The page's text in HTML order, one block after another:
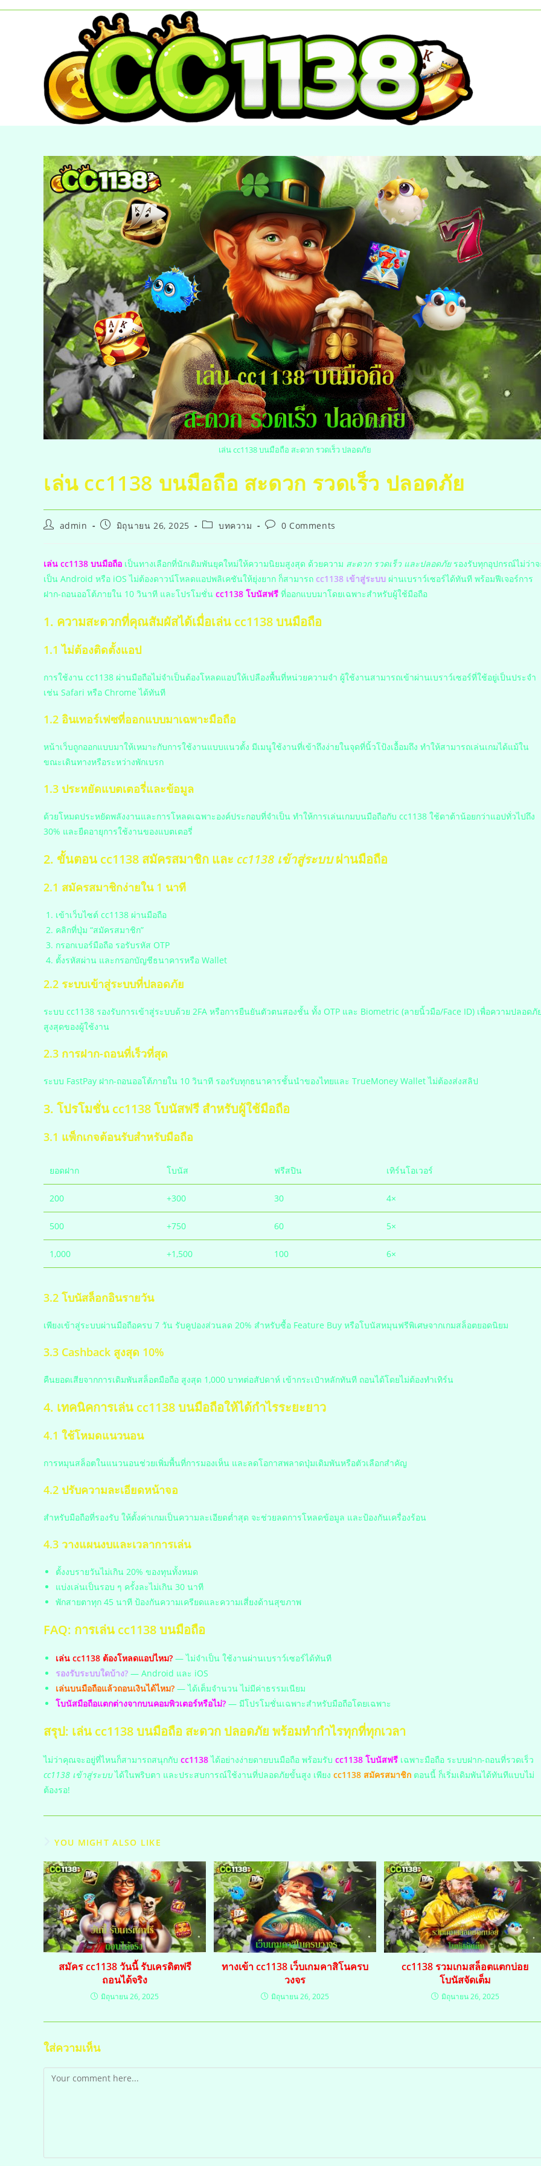
เล่น cc1138 บนมือถือ สะดวก รวดเร็ว ปลอดภัย
เล่น cc1138 บนมือถือ สะดวก รวดเร็ว ปลอดภัย
admin มิถุนายน 26, 2025 บทความ 0 Comments
เล่น cc1138 บนมือถือ เป็นทางเลือกที่นักเดิมพันยุคใหม่ให้ความนิยมสูงสุด ด้วยความ สะดวก รวดเร็ว และปลอดภัยรองรับทุกอุปกรณ์ไม่ว่า
เป็น Android หรือ iOS ไม่ต้องดาวน์โหลดแอปพลิเคชันให้ยุ่งยาก ก็สามารถ cc1138 เข้าสู่ระบบ ผ่านเบราว์เซอร์ได้ทันที พร้อมฟีเจอร์การ
ฝาก-ถอนออโต้ภายใน 10 วินาที และโปรโมชั่น cc1138 โบนัสฟรี ที่ออกแบบมาโดยเฉพาะสำหรับผู้ใช้มือถือ
1. ความสะดวกที่คุณสัมผัสได้เมื่อเล่น cc1138 บนมือถือ
1.1 ไม่ต้องติดตั้งแอป
การใช้งาน cc1138 ผ่านมือถือไม่จำเป็นต้องโหลดแอปให้เปลืองพื้นที่หน่วยความจำ ผู้ใช้งานสามารถเข้าผ่านเบราว์เซอร์ที่ใช้อยู่เป็นประจำ
เช่น Safari หรือ Chrome ได้ทันที
1.2 อินเทอร์เฟซที่ออกแบบมาเฉพาะมือถือ
หน้าเว็บถูกออกแบบมาให้เหมาะกับการใช้งานแบบแนวตั้ง มีเมนูใช้งานที่เข้าถึงง่ายในจุดที่นิ้วโป้งเอื้อมถึง ทำให้สามารถเล่นเกมได้แม้ใน
ขณะเดินทางหรือระหว่างพักเบรก
1.3 ประหยัดแบตเตอรี่และข้อมูล
ด้วยโหมดประหยัดพลังงานและการโหลดเฉพาะองค์ประกอบที่จำเป็น ทำให้การเล่นเกมบนมือถือกับ cc1138 ใช้ดาต้าน้อยกว่าแอปทั่วไปถึง
30% และยืดอายุการใช้งานของแบตเตอรี่
2. ขั้นตอน cc1138 สมัครสมาชิก และ cc1138 เข้าสู่ระบบผ่านมือถือ
2.1 สมัครสมาชิกง่ายใน 1 นาที
เข้าเว็บไซต์ cc1138 ผ่านมือถือ
คลิกที่ปุ่ม “สมัครสมาชิก”
กรอกเบอร์มือถือ รอรับรหัส OTP
ตั้งรหัสผ่าน และกรอกบัญชีธนาคารหรือ Wallet
2.2 ระบบเข้าสู่ระบบที่ปลอดภัย
ระบบ cc1138 รองรับการเข้าสู่ระบบด้วย 2FA หรือการยืนยันตัวตนสองชั้น ทั้ง OTP และ Biometric (ลายนิ้วมือ/Face ID) เพื่อความปลอดภั
สูงสุดของผู้ใช้งาน
2.3 การฝาก-ถอนที่เร็วที่สุด
ระบบ FastPay ฝาก-ถอนออโต้ภายใน 10 วินาที รองรับทุกธนาคารชั้นนำของไทยและ TrueMoney Wallet ไม่ต้องส่งสลิป
3. โปรโมชั่น cc1138 โบนัสฟรี สำหรับผู้ใช้มือถือ
3.1 แพ็กเกจต้อนรับสำหรับมือถือ
ยอดฝาก โบนัส ฟรีสปิน เทิร์นโอเวอร์
200 +300 30 4×
500 +750 60 5×
1,000 +1,500 100 6×
3.2 โบนัสล็อกอินรายวัน
เพียงเข้าสู่ระบบผ่านมือถือครบ 7 วัน รับคูปองส่วนลด 20% สำหรับซื้อ Feature Buy หรือโบนัสหมุนฟรีพิเศษจากเกมสล็อตยอดนิยม
3.3 Cashback สูงสุด 10%
คืนยอดเสียจากการเดิมพันสล็อตมือถือ สูงสุด 1,000 บาทต่อสัปดาห์ เข้ากระเป๋าหลักทันที ถอนได้โดยไม่ต้องทำเทิร์น
4. เทคนิคการเล่น cc1138 บนมือถือให้ได้กำไรระยะยาว
4.1 ใช้โหมดแนวนอน
การหมุนสล็อตในแนวนอนช่วยเพิ่มพื้นที่การมองเห็น และลดโอกาสพลาดปุ่มเดิมพันหรือตัวเลือกสำคัญ
4.2 ปรับความละเอียดหน้าจอ
สำหรับมือถือที่รองรับ ให้ตั้งค่าเกมเป็นความละเอียดต่ำสุด จะช่วยลดการโหลดข้อมูล และป้องกันเครื่องร้อน
4.3 วางแผนงบและเวลาการเล่น
ตั้งงบรายวันไม่เกิน 20% ของทุนทั้งหมด
แบ่งเล่นเป็นรอบ ๆ ครั้งละไม่เกิน 30 นาที
พักสายตาทุก 45 นาที ป้องกันความเครียดและความเสี่ยงด้านสุขภาพ
FAQ: การเล่น cc1138 บนมือถือ
เล่น cc1138 ต้องโหลดแอปไหม? — ไม่จำเป็น ใช้งานผ่านเบราว์เซอร์ได้ทันที
รองรับระบบใดบ้าง? — Android และ iOS
เล่นบนมือถือแล้วถอนเงินได้ไหม? — ได้เต็มจำนวน ไม่มีค่าธรรมเนียม
โบนัสมือถือแตกต่างจากบนคอมพิวเตอร์หรือไม่? — มีโปรโมชั่นเฉพาะสำหรับมือถือโดยเฉพาะ
สรุป: เล่น cc1138 บนมือถือ สะดวก ปลอดภัย พร้อมทำกำไรทุกที่ทุกเวลา
ไม่ว่าคุณจะอยู่ที่ไหนก็สามารถสนุกกับ cc1138 ได้อย่างง่ายดายบนมือถือ พร้อมรับ cc1138 โบนัสฟรี เฉพาะมือถือ ระบบฝาก-ถอนที่รวดเร็ว
cc1138 เข้าสู่ระบบได้ในพริบตา และประสบการณ์ใช้งานที่ปลอดภัยขั้นสูง เพียง cc1138 สมัครสมาชิก ตอนนี้ ก็เริ่มเดิมพันได้ทันทีแบบไม่
ต้องรอ!
YOU MIGHT ALSO LIKE
สมัคร cc1138 วันนี้ รับเครดิตฟรี
ถอนได้จริง
มิถุนายน 26, 2025
ทางเข้า cc1138 เว็บเกมคาสิโนครบ
วงจร
มิถุนายน 26, 2025
cc1138 รวมเกมสล็อตแตกบ่อย
โบนัสจัดเต็ม
มิถุนายน 26, 2025
ใส่ความเห็น